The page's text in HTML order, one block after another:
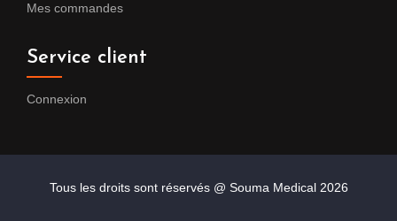
Mes commandes
Service client
Connexion
Tous les droits sont réservés @ Souma Medical 2026